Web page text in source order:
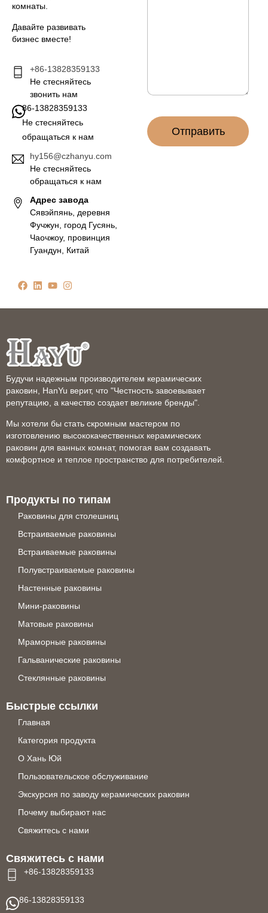
комнаты.
Давайте развивать
бизнес вместе!
+86-13828359133
Не стесняйтесь
звонить нам
86-13828359133
Не стесняйтесь
обращаться к нам
hy156@czhanyu.com
Не стесняйтесь
обращаться к нам
Адрес завода
Сявэйпянь, деревня
Фучжун, город Гусянь,
Чаочжоу, провинция
Гуандун, Китай
а
Отправить
Будучи надежным производителем керамических
раковин, HanYu верит, что "Честность завоевывает
репутацию, а качество создает великие бренды".
Мы хотели бы стать скромным мастером по
изготовлению высококачественных керамических
раковин для ванных комнат, помогая вам создавать
комфортное и теплое пространство для потребителей.
Продукты по типам
Раковины для столешниц
Встраиваемые раковины
Встраиваемые раковины
Полувстраиваемые раковины
Настенные раковины
Мини-раковины
Матовые раковины
Мраморные раковины
Гальванические раковины
Стеклянные раковины
Быстрые ссылки
Главная
Категория продукта
О Хань Юй
Пользовательское обслуживание
Экскурсия по заводу керамических раковин
Почему выбирают нас
Свяжитесь с нами
Свяжитесь с нами
+86-13828359133
86-13828359133